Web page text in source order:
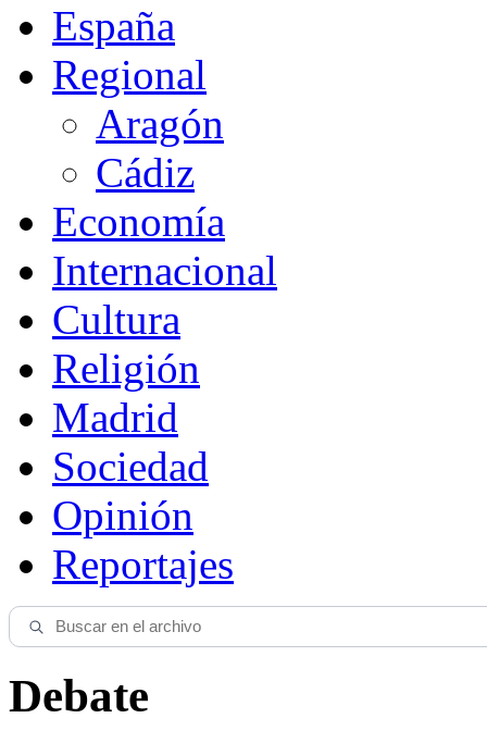
España
Regional
Aragón
Cádiz
Economía
Internacional
Cultura
Religión
Madrid
Sociedad
Opinión
Reportajes
Debate